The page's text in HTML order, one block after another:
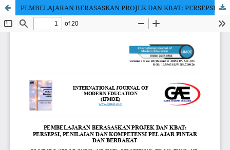
PEMBELAJARAN BERASASKAN PROJEK DAN KBAT: PERSEPSI, PENILAIAN DAN KOMPETENSI PELAJAR PINTAR DAN BERBAKAT